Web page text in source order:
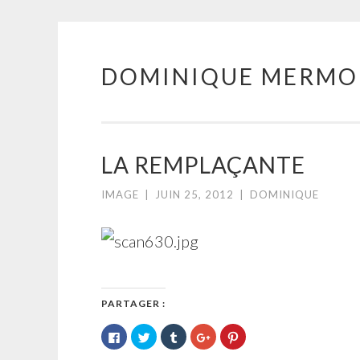
Aller
DOMINIQUE
LA REMPLAÇANTE
IMAGE JUIN 25, 2012 DOMINIQUE
PARTAGER :
Cliquez
pour
partager
Cliquez
pour
partager
Cliquez
pour
partager
Cliquez
pour
partager
Cliquez
pour